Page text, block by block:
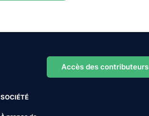
Accès des contributeurs
SOCIÉTÉ